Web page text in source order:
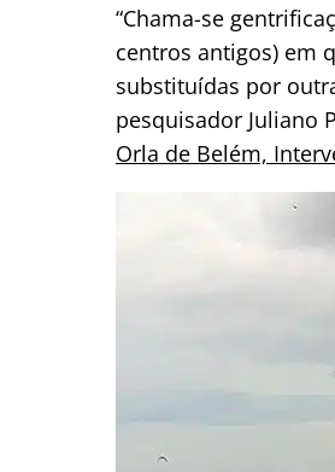
“Chama-se
centros antigos) em
substituídas por
pesquisador Juliano
Orla de Belém,